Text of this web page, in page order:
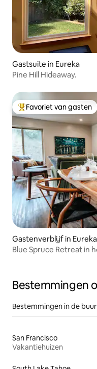
Gastsuite in Eureka
Pine Hill Hideaway.
Topfavoriet van gasten
Favoriet van gasten
Gastenverblijf in Eureka
Blue Spruce Retreat in
Bestemmingen
Bestemmingen in de
San Francisco
Vakantiehuizen